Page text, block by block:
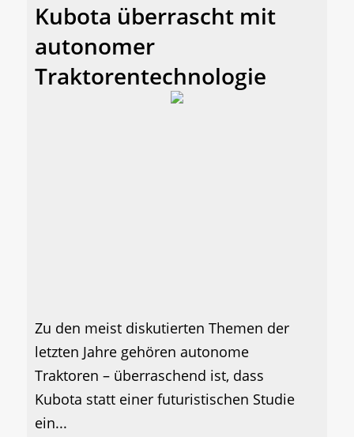
Kubota überrascht mit
autonomer
Traktorentechnologie
Zu den meist diskutierten Themen der
letzten Jahre gehören autonome
Traktoren – überraschend ist, dass
Kubota statt einer futuristischen Studie
ein...